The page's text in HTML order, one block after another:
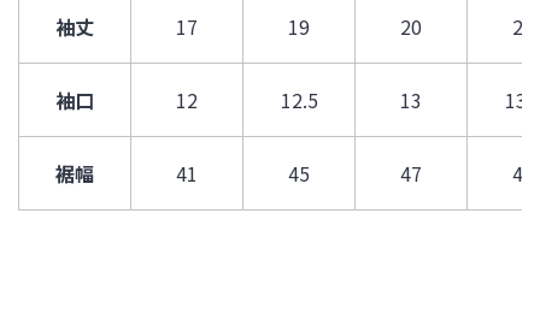
袖丈 17 19 20 21
袖口 12 12.5 13
裾幅 41 45 47 49